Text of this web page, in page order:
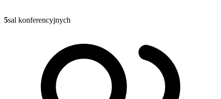
5sal konferencyjnych